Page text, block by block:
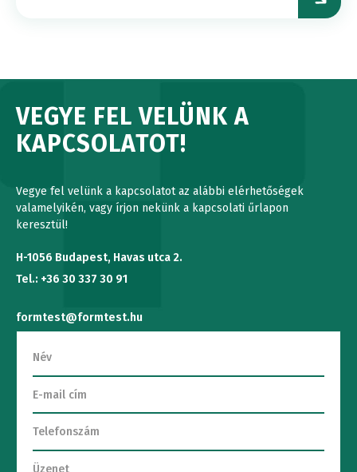
VEGYE FEL VELÜNK A
KAPCSOLATOT!
Vegye fel velünk a kapcsolatot az alábbi elérhetőségek
valamelyikén, vagy írjon nekünk a kapcsolati űrlapon
keresztül!
H-1056 Budapest, Havas utca 2.
Tel.: +36 30 337 30 91
formtest@formtest.hu